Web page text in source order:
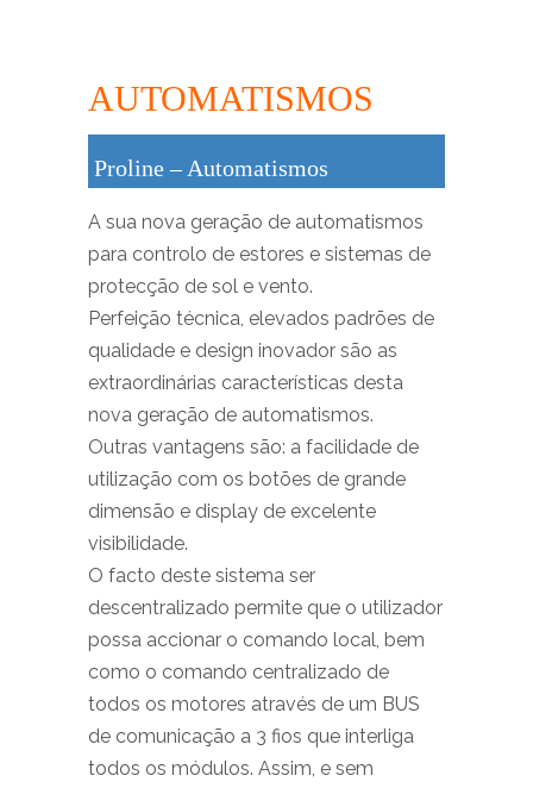
AUTOMATISMOS
Proline – Automatismos
A sua nova geração de automatismos
para controlo de estores e sistemas de
protecção de sol e vento.
Perfeição técnica, elevados padrões de
qualidade e design inovador são as
extraordinárias características desta
nova geração de automatismos.
Outras vantagens são: a facilidade de
utilização com os botões de grande
dimensão e display de excelente
visibilidade.
O facto deste sistema ser
descentralizado permite que o utilizador
possa accionar o comando local, bem
como o comando centralizado de
todos os motores através de um BUS
de comunicação a 3 fios que interliga
todos os módulos. Assim, e sem